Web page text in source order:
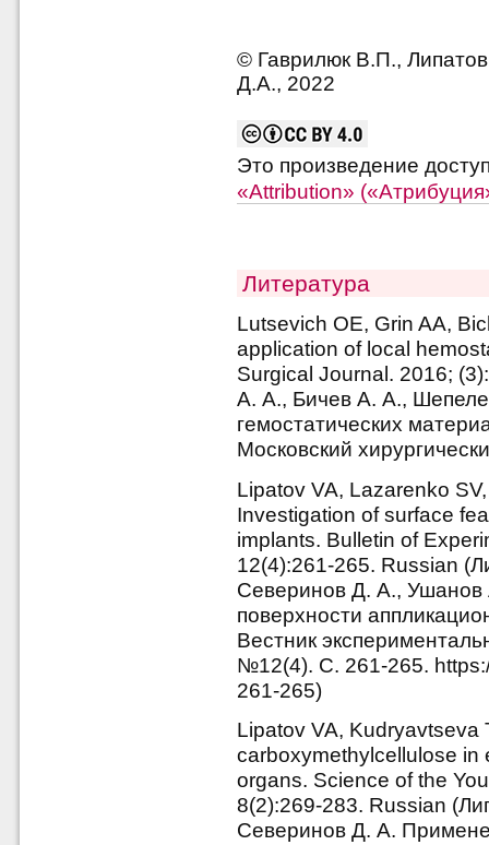
© Гаврилюк В.П.,
Д.А., 2022
Это произведение
«Attribution»
Литература
Lutsevich OE, Grin AA,
application of local
Surgical Journal. 2016;
А. А., Бичев А. А.,
гемостатических
Московский
Lipatov VA, Lazarenko
Investigation of surface
implants. Bulletin of
12(4):261-265. Russian
Северинов Д. А., Ушанов
поверхности
Вестник
№12(4). С. 261-265.
261-265)
Lipatov VA, Kudryavtseva
carboxymethylcellulose in
organs. Science of the
8(2):269-283. Russian
Северинов Д. А.